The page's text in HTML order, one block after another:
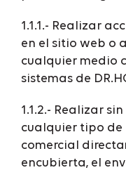
1.1.1.- Realizar
en el sitio web o
cualquier medio
sistemas de
1.1.2.- Realizar
cualquier tipo
comercial
encubierta, el